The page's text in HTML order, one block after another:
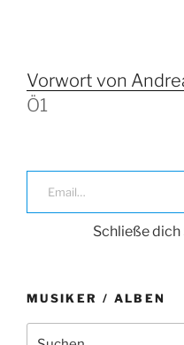
Vorwort von
Ö1
Email…
Schließe
MUSIKER / ALBEN